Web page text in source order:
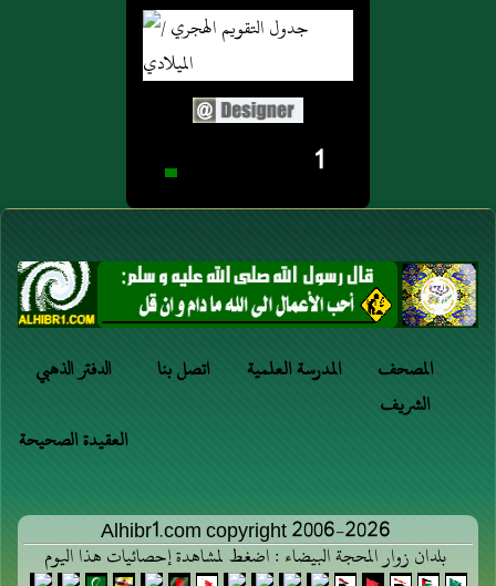
1
الدفتر الذهبي اتصل بنا المدرسة العلمية
المصحف
الشريف
العقيدة الصحيحة
Alhibr1.com copyright 2006-2026
بلدان زوار المحجة البيضاء : اضغط لمشاهدة إحصائيات هذا اليوم